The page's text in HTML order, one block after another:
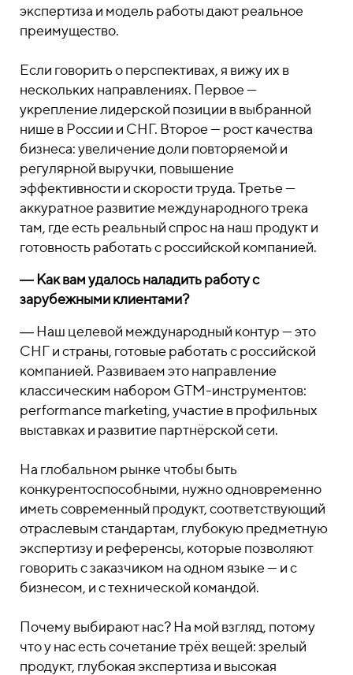
экспертиза и модель работы дают реальное
преимущество.
Если говорить о перспективах, я вижу их в
нескольких направлениях. Первое —
укрепление лидерской позиции в выбранной
нише в России и СНГ. Второе — рост качества
бизнеса: увеличение доли повторяемой и
регулярной выручки, повышение
эффективности и скорости труда. Третье —
аккуратное развитие международного трека
там, где есть реальный спрос на наш продукт и
готовность работать с российской компанией.
― Как вам удалось наладить работу с
зарубежными клиентами?
― Наш целевой международный контур — это
СНГ и страны, готовые работать с российской
компанией. Развиваем это направление
классическим набором GTM-инструментов:
performance marketing, участие в профильных
выставках и развитие партнёрской сети.
На глобальном рынке чтобы быть
конкурентоспособными, нужно одновременно
иметь современный продукт, соответствующий
отраслевым стандартам, глубокую предметную
экспертизу и референсы, которые позволяют
говорить с заказчиком на одном языке — и с
бизнесом, и с технической командой.
Почему выбирают нас? На мой взгляд, потому
что у нас есть сочетание трёх вещей: зрелый
продукт, глубокая экспертиза и высокая